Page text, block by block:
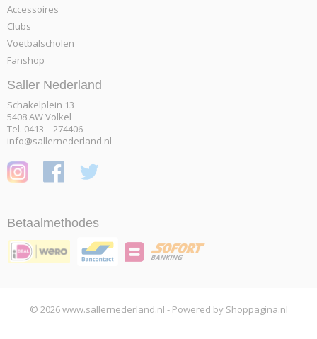
Accessoires
Clubs
Voetbalscholen
Fanshop
Saller Nederland
Schakelplein 13
5408 AW Volkel
Tel. 0413 – 274406
info@sallernederland.nl
Betaalmethodes
© 2026 www.sallernederland.nl - Powered by Shoppagina.nl